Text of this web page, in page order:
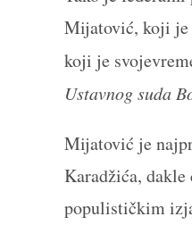
Mijatović, koji je
koji je
Ustavnog suda
Mijatović je
Karadžića,
populističkim